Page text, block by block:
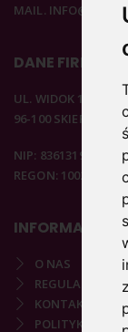
MAIL.
DANE FIRMOWE
UL. WIDOK 15B
96-100
NIP: 8361319313
REGON: 100297020
INFORMACJE
O NAS
REGULAMIN
KONTAKT
POLITYKA